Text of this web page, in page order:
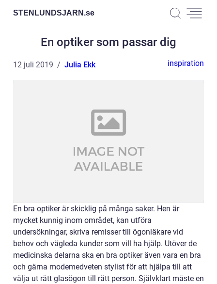
STENLUNDSJARN.se
En optiker som passar dig
12 juli 2019 Julia Ekk inspiration
En bra optiker är skicklig på många saker. Hen är
mycket kunnig inom området, kan utföra
undersökningar, skriva remisser till ögonläkare vid
behov och vägleda kunder som vill ha hjälp. Utöver de
medicinska delarna ska en bra optiker även vara en bra
och gärna modemedveten stylist för att hjälpa till att
välja ut rätt glasögon till rätt person. Självklart måste en